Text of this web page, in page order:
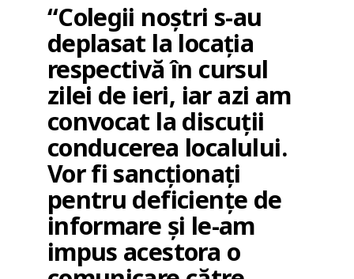
“Colegii noștri s-au
deplasat la locația
respectivă în cursul
zilei de ieri, iar azi am
convocat la discuții
conducerea localului.
Vor fi sancționați
pentru deficiențe de
informare și le-am
impus acestora o